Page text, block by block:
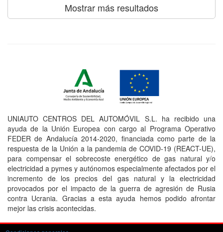
Mostrar más resultados
UNIAUTO CENTROS DEL AUTOMÓVIL S.L. ha recibido una
ayuda de la Unión Europea con cargo al Programa Operativo
FEDER de Andalucía 2014-2020, financiada como parte de la
respuesta de la Unión a la pandemia de COVID-19 (REACT-UE),
para compensar el sobrecoste energético de gas natural y/o
electricidad a pymes y autónomos especialmente afectados por el
incremento de los precios del gas natural y la electricidad
provocados por el impacto de la guerra de agresión de Rusia
contra Ucrania. Gracias a esta ayuda hemos podido afrontar
mejor las crisis acontecidas.